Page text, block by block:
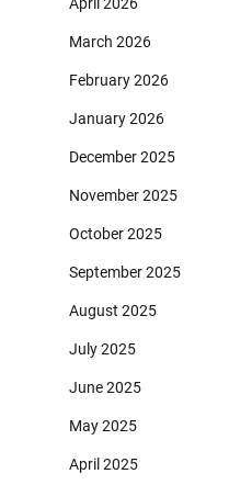
April 2026
March 2026
February 2026
January 2026
December 2025
November 2025
October 2025
September 2025
August 2025
July 2025
June 2025
May 2025
April 2025